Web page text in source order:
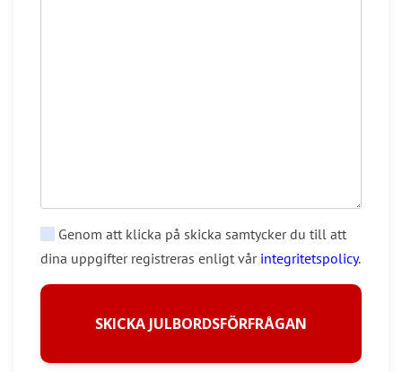
Genom att klicka på skicka samtycker du till att
dina uppgifter registreras enligt vår integritetspolicy.
SKICKA JULBORDSFÖRFRÅGAN